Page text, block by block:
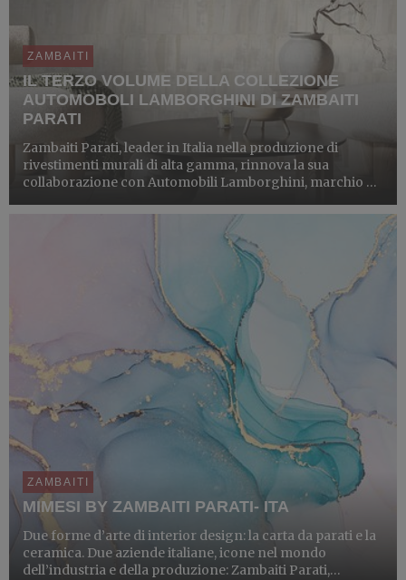
ZAMBAITI
IL TERZO VOLUME DELLA COLLEZIONE
AUTOMOBOLI LAMBORGHINI DI ZAMBAITI
PARATI
Zambaiti Parati, leader in Italia nella produzione di
rivestimenti murali di alta gamma, rinnova la sua
collaborazione con Automobili Lamborghini, marchio di
nuova collezione di carte da parati Automobili
ZAMBAITI
MIMESI BY ZAMBAITI PARATI- ITA
Due forme d’arte di interior design: la carta da parati e la
ceramica. Due aziende italiane, icone nel mondo
dell’industria e della produzione: Zambaiti Parati,